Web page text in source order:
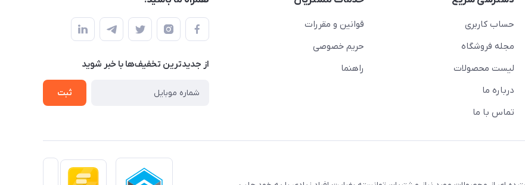
حساب کاربری
مجله فروشگاه
لیست محصولات
درباره ما
تماس با ما
قوانین و مقررات
حریم خصوصی
راهنما
از جدید‌ترین تخفیف‌ها با‌ خبر شوید
ثبت